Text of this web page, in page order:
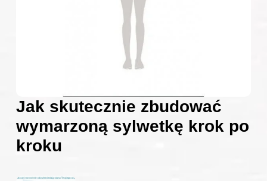
Jak skutecznie zbudować
wymarzoną sylwetkę krok po
kroku